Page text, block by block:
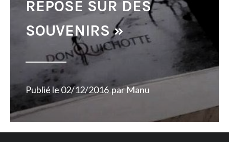
REPOSE SUR DES
SOUVENIRS »
Publié le 02/12/2016 parManu